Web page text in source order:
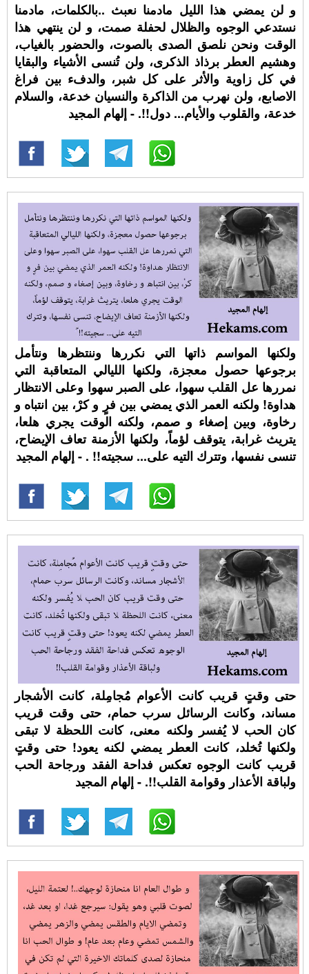
و لن يمضي هذا الليل مادمنا نعبث ..بالكلمات، مادمنا
نستدعي الوجوه والظلال لحفلة صمت، و لن ينتهي هذا
الوقت ونحن نلصق الصدى بالصوت، والحضور بالغياب،
وهشيم العطر برذاذ الذكرى، ولن تُنسى الأشياء والبقايا
في كل زاوية والأثر على كل شبر، والدفء بين فراغ
الاصابع، ولن نهرب من الذاكرة والنسيان خدعة، والسلام
خدعة، والقلوب والأيام... دول!!. - إلهام المجيد
ولكنها المواسم ذاتها التي نكررها وننتظرها ونتأمل
برجوعها حصول معجزة، ولكنها الليالي المتعاقبة التي
نمررها عل القلب سهوا، على الصبر سهوا وعلى الانتظار
هداوة! ولكنه العمر الذي يمضي بين فرٍ و كرْ، بين انتباه و
رخاوة، وبين إصغاء و صمم، ولكنه الوقت يجري هلعا،
يتريث غرابة، يتوقف لؤماً، ولكنها الأزمنة تعاف الإيضاح،
تنسى نفسها، وتترك التيه على... سجيته!! ⁧. - إلهام المجيد
حتى وقتٍ قريب كانت الأعوام مُجامِلة، كانت الأشجار
مساند، وكانت الرسائل سرب حمام، حتى وقت قريب
كان الحب لا يُفسر ولكنه معنى، كانت اللحظة لا تبقى
ولكنها تُخلد، كانت العطر يمضي لكنه يعود! حتى وقتٍ
قريب كانت الوجوه تعكس فداحة الفقد ورجاحة الحب
ولباقة الأعذار وقوامة القلب!!. - إلهام المجيد